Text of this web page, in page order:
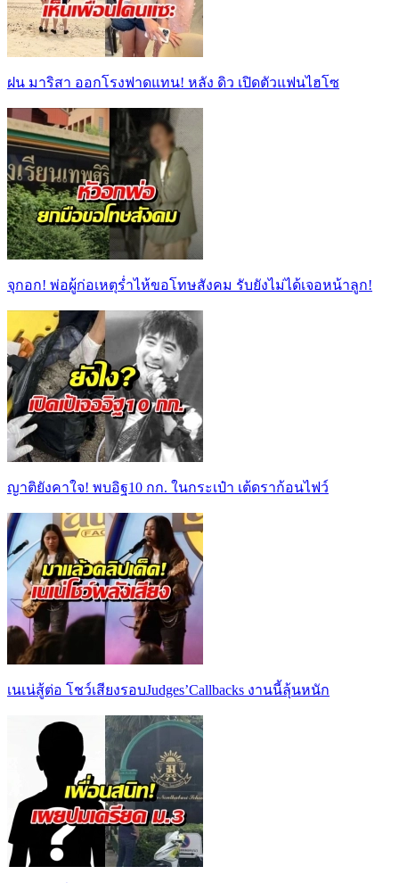
ฝน มาริสา ออกโรงฟาดแทน! หลัง ดิว เปิดตัวแฟนไฮโซ
จุกอก! พ่อผู้ก่อเหตุร่ำไห้ขอโทษสังคม รับยังไม่ได้เจอหน้าลูก!
ญาติยังคาใจ! พบอิฐ10 กก. ในกระเป๋า เต้ดราก้อนไฟว์
เนเน่สู้ต่อ โชว์เสียงรอบJudges’Callbacks งานนี้ลุ้นหนัก